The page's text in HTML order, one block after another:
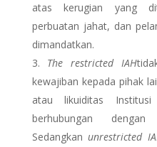
atas kerugian yang
perbuatan jahat, dan
dimandatkan.
The restricted IAH
kewajiban kepada pihak
atau likuiditas
berhubungan
Sedangkanunrestricted